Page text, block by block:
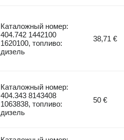
Каталожный номер:
404.742 1442100
1620100, топливо:
дизель
38,71 €
Каталожный номер:
404.343 8143408
1063838, топливо:
дизель
50 €